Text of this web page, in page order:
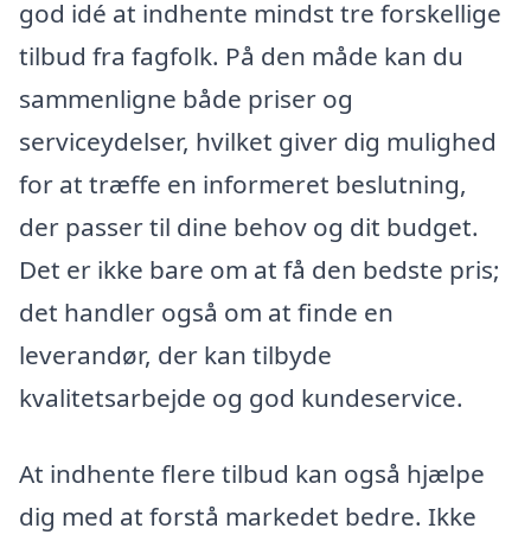
god idé at indhente mindst tre forskellige
tilbud fra fagfolk. På den måde kan du
sammenligne både priser og
serviceydelser, hvilket giver dig mulighed
for at træffe en informeret beslutning,
der passer til dine behov og dit budget.
Det er ikke bare om at få den bedste pris;
det handler også om at finde en
leverandør, der kan tilbyde
kvalitetsarbejde og god kundeservice.
At indhente flere tilbud kan også hjælpe
dig med at forstå markedet bedre. Ikke